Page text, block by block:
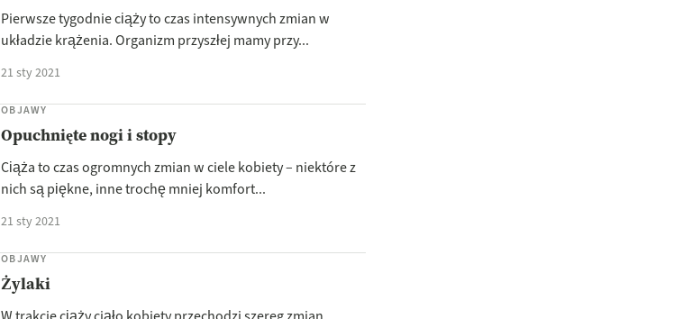
Pierwsze tygodnie ciąży to czas intensywnych zmian w
układzie krążenia. Organizm przyszłej mamy przy...
21 sty 2021
OBJAWY
Opuchnięte nogi i stopy
Ciąża to czas ogromnych zmian w ciele kobiety – niektóre z
nich są piękne, inne trochę mniej komfort...
21 sty 2021
OBJAWY
Żylaki